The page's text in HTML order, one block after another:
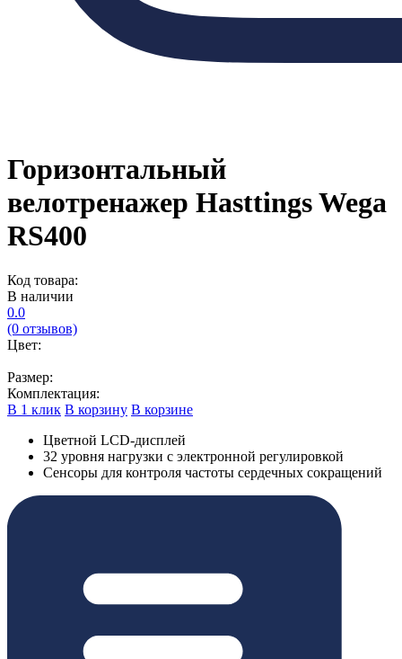
Горизонтальный
велотренажер Hasttings Wega
RS400
Код товара:
В наличии
0.0
(0 отзывов)
Цвет:
Размер:
Комплектация:
В 1 клик В корзину В корзине
Цветной LCD-дисплей
32 уровня нагрузки с электронной регулировкой
Сенсоры для контроля частоты сердечных сокращений